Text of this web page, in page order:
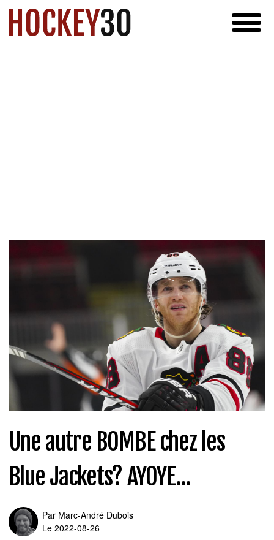
Une autre BOMBE chez les
Blue Jackets? AYOYE...
Par Marc-André Dubois
Le 2022-08-26